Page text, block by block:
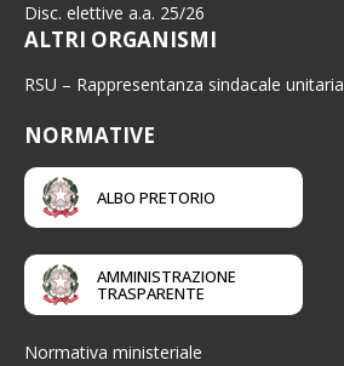
Disc. elettive a.a. 25/26
ALTRI ORGANISMI
RSU – Rappresentanza sindacale unitaria
NORMATIVE
ALBO PRETORIO
AMMINISTRAZIONE
TRASPARENTE
Normativa ministeriale